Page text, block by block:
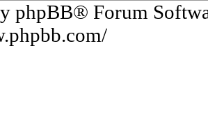
phpBB® Forum